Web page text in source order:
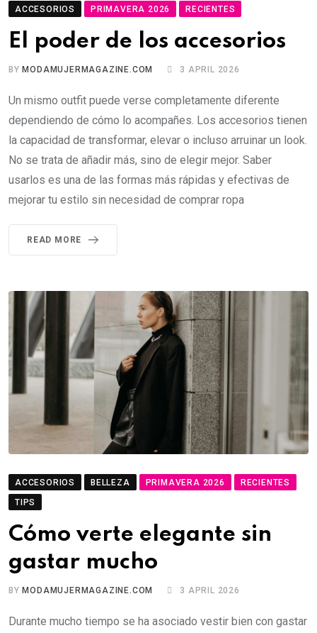
ACCESORIOS PRIMAVERA 2026 RECIENTES
El poder de los accesorios
BY MODAMUJERMAGAZINE.COM 3 APRIL 2026
Un mismo outfit puede verse completamente diferente
dependiendo de cómo lo acompañes. Los accesorios tienen
la capacidad de transformar, elevar o incluso arruinar un look.
No se trata de añadir más, sino de elegir mejor. Saber
usarlos es una de las formas más rápidas y efectivas de
mejorar tu estilo sin necesidad de comprar ropa
READ MORE
ACCESORIOS BELLEZA PRIMAVERA 2026
RECIENTES
TIPS
Cómo verte elegante sin
gastar mucho
BY MODAMUJERMAGAZINE.COM 3 APRIL 2026
Durante mucho tiempo se ha asociado vestir bien con gastar